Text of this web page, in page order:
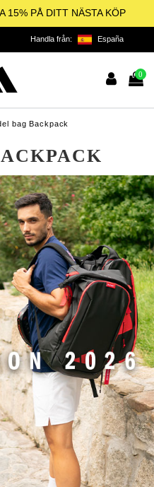
15% PÅ DITT NÄSTA KÖP
Handla från: España
0
bag Backpack